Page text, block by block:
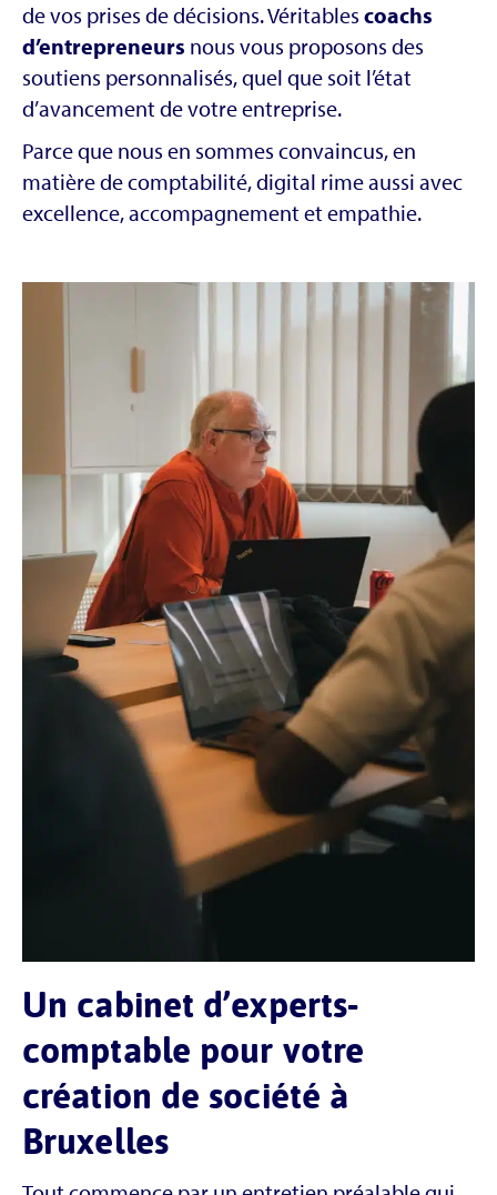
de vos prises de décisions. Véritables coachs
d’entrepreneurs nous vous proposons des
soutiens personnalisés, quel que soit l’état
d’avancement de votre entreprise.
Parce que nous en sommes convaincus, en
matière de comptabilité, digital rime aussi avec
excellence, accompagnement et empathie.
Un cabinet d’experts-
comptable pour votre
création de société à
Bruxelles